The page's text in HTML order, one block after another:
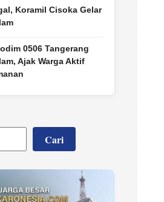
Koramil Cisoka Gelar
0506 Tangerang
Ajak Warga Aktif
Cari